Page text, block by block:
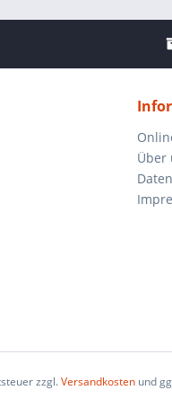
Über
zzgl.Versandkostenund